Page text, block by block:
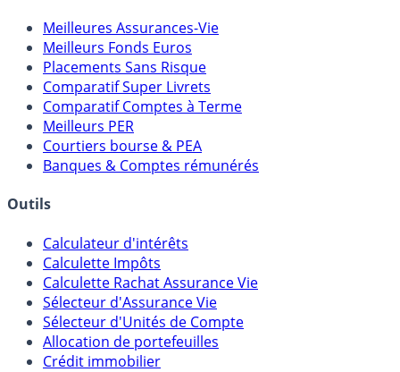
Meilleures Assurances-Vie
Meilleurs Fonds Euros
Placements Sans Risque
Comparatif Super Livrets
Comparatif Comptes à Terme
Meilleurs PER
Courtiers bourse & PEA
Banques & Comptes rémunérés
Outils
Calculateur d'intérêts
Calculette Impôts
Calculette Rachat Assurance Vie
Sélecteur d'Assurance Vie
Sélecteur d'Unités de Compte
Allocation de portefeuilles
Crédit immobilier